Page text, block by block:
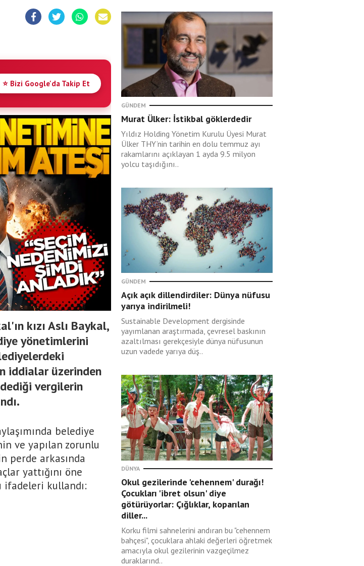
⭐ Bizi Google'da Takip Et
kızı Aslı Baykal,
yönetimlerini
iddialar üzerinden
vergilerin
belediye
ve yapılan zorunlu
perde arkasında
yattığını öne
ifadeleri kullandı:
GÜNDEM
Murat Ülker: İstikbal göklerdedir
Yıldız Holding Yönetim Kurulu Üyesi Murat
Ülker THY’nin tarihin en dolu temmuz ayı
rakamlarını açıklayan 1 ayda 9.5 milyon
yolcu taşıdığını..
GÜNDEM
Açık açık dillendirdiler: Dünya nüfusu
yarıya indirilmeli!
Sustainable Development dergisinde
yayımlanan araştırmada, çevresel baskının
azaltılması gerekçesiyle dünya nüfusunun
uzun vadede yarıya düş..
DÜNYA
Okul gezilerinde 'cehennem' durağı!
Çocukları 'ibret olsun' diye
götürüyorlar: Çığlıklar, koparılan
diller...
Korku filmi sahnelerini andıran bu "cehennem
bahçesi", çocuklara ahlaki değerleri öğretmek
amacıyla okul gezilerinin vazgeçilmez
duraklarınd..